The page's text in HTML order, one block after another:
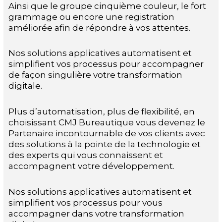
Ainsi que le groupe cinquième couleur, le fort
grammage ou encore une registration
améliorée afin de répondre à vos attentes.
Nos solutions applicatives automatisent et
simplifient vos processus pour accompagner
de façon singulière votre transformation
digitale.
Plus d’automatisation, plus de flexibilité, en
choisissant CMJ Bureautique vous devenez le
Partenaire incontournable de vos clients avec
des solutions à la pointe de la technologie et
des experts qui vous connaissent et
accompagnent votre développement.
Nos solutions applicatives automatisent et
simplifient vos processus pour vous
accompagner dans votre transformation